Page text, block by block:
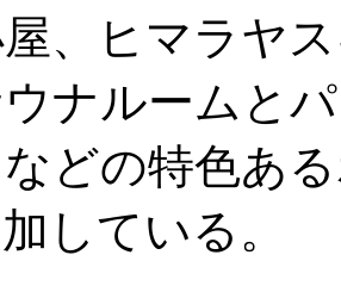
屋、ヒマラヤ
ナルームと
どの特色あ
している。